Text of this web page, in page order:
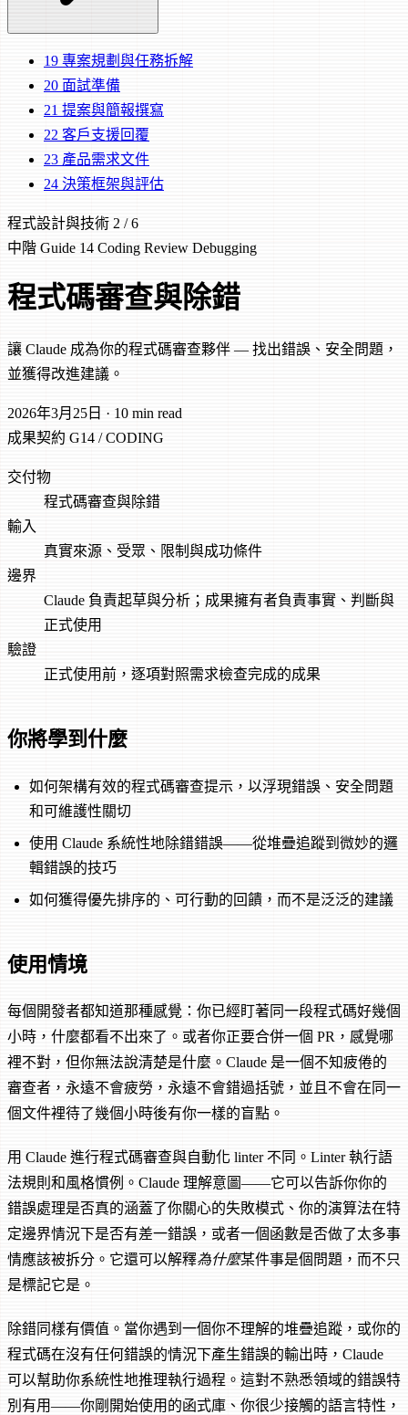
19 專案規劃與任務拆解
20 面試準備
21 提案與簡報撰寫
22 客戶支援回覆
23 產品需求文件
24 決策框架與評估
程式設計與技術 2 / 6
中階 Guide 14 Coding Review Debugging
程式碼審查與除錯
讓 Claude 成為你的程式碼審查夥伴 — 找出錯誤、安全問題，
並獲得改進建議。
2026年3月25日 · 10 min read
成果契約 G14 / CODING
交付物
程式碼審查與除錯
輸入
真實來源、受眾、限制與成功條件
邊界
Claude 負責起草與分析；成果擁有者負責事實、判斷與
正式使用
驗證
正式使用前，逐項對照需求檢查完成的成果
你將學到什麼
如何架構有效的程式碼審查提示，以浮現錯誤、安全問題
和可維護性關切
使用 Claude 系統性地除錯錯誤——從堆疊追蹤到微妙的邏
輯錯誤的技巧
如何獲得優先排序的、可行動的回饋，而不是泛泛的建議
使用情境
每個開發者都知道那種感覺：你已經盯著同一段程式碼好幾個
小時，什麼都看不出來了。或者你正要合併一個 PR，感覺哪
裡不對，但你無法說清楚是什麼。Claude 是一個不知疲倦的
審查者，永遠不會疲勞，永遠不會錯過括號，並且不會在同一
個文件裡待了幾個小時後有你一樣的盲點。
用 Claude 進行程式碼審查與自動化 linter 不同。Linter 執行語
法規則和風格慣例。Claude 理解意圖——它可以告訴你你的
錯誤處理是否真的涵蓋了你關心的失敗模式、你的演算法在特
定邊界情況下是否有差一錯誤，或者一個函數是否做了太多事
情應該被拆分。它還可以解釋為什麼某件事是個問題，而不只
是標記它是。
除錯同樣有價值。當你遇到一個你不理解的堆疊追蹤，或你的
程式碼在沒有任何錯誤的情況下產生錯誤的輸出時，Claude
可以幫助你系統性地推理執行過程。這對不熟悉領域的錯誤特
別有用——你剛開始使用的函式庫、你很少接觸的語言特性，